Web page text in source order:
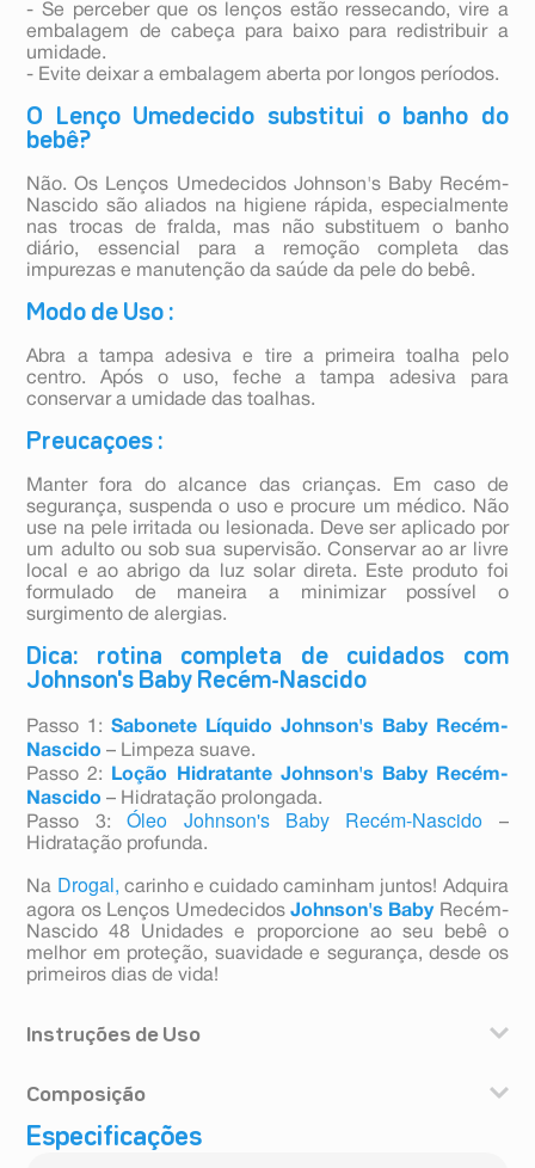
- Se perceber que os lenços estão ressecando, vire a
embalagem de cabeça para baixo para redistribuir a
umidade.
- Evite deixar a embalagem aberta por longos períodos.
O Lenço Umedecido substitui o banho do
bebê?
Não. Os Lenços Umedecidos Johnson's Baby Recém-
Nascido são aliados na higiene rápida, especialmente
nas trocas de fralda, mas não substituem o banho
diário, essencial para a remoção completa das
impurezas e manutenção da saúde da pele do bebê.
Modo de Uso :
Abra a tampa adesiva e tire a primeira toalha pelo
centro. Após o uso, feche a tampa adesiva para
conservar a umidade das toalhas.
Preucaçoes :
Manter fora do alcance das crianças. Em caso de
segurança, suspenda o uso e procure um médico. Não
use na pele irritada ou lesionada. Deve ser aplicado por
um adulto ou sob sua supervisão. Conservar ao ar livre
local e ao abrigo da luz solar direta. Este produto foi
formulado de maneira a minimizar possível o
surgimento de alergias.
Dica: rotina completa de cuidados com
Johnson's Baby Recém-Nascido
Passo 1:Sabonete Líquido Johnson's Baby Recém-
Nascido – Limpeza suave.
Passo 2:
Loção Hidratante Johnson's Baby Recém-
Nascido – Hidratação prolongada.
Passo 3:
Óleo Johnson's Baby Recém-Nascido –
Hidratação profunda.
Na Drogal, carinho e cuidado caminham juntos! Adquira
agora os Lenços UmedecidosJohnson's Baby Recém-
Nascido 48 Unidades e proporcione ao seu bebê o
melhor em proteção, suavidade e segurança, desde os
primeiros dias de vida!
Instruções de Uso
centro. Após o uso, feche a tampa adesiva para
Composição
Água, benzoato de sódio, ácido cítrico, carbômero,
Especificações